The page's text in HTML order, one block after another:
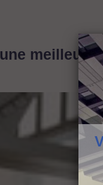
meilleure